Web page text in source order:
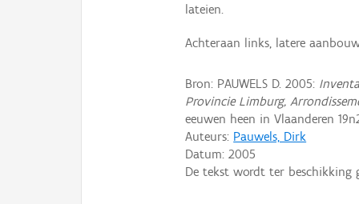
lateien.
Achteraan links, latere
Bron: PAUWELS D. 2005:
Provincie Limburg,
eeuwen heen in Vlaanderen
Auteurs: Pauwels, Dirk
Datum:2005
De tekst wordt ter beschikking